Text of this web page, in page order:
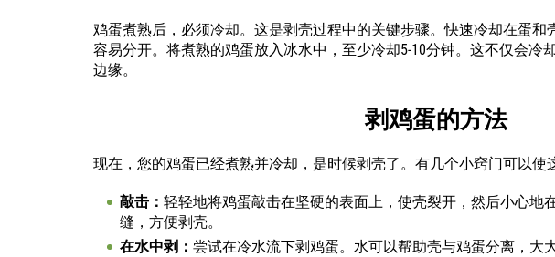
鸡蛋煮熟后，必须冷却。这是剥壳过程中的关键步骤。快速冷却在蛋和
容易分开。将煮熟的鸡蛋放入冰水中，至少冷却5-10分钟。这不仅会冷
边缘。
剥鸡蛋的方法
现在，您的鸡蛋已经煮熟并冷却，是时候剥壳了。有几个小窍门可以使
敲击： 轻轻地将鸡蛋敲击在坚硬的表面上，使壳裂开，然后小心地
缝，方便剥壳。
在水中剥： 尝试在冷水流下剥鸡蛋。水可以帮助壳与鸡蛋分离，大